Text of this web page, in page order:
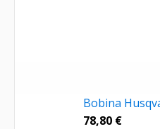
Bobina
78,80 €